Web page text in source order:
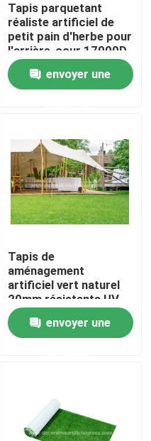
Tapis parquetant
réaliste artificiel de
petit pain d'herbe pour
l'arrière-cour 17000D
de jardin 2 * 25m/petit
pain
envoyer une
Tapis de
aménagement
artificiel vert naturel
20mm résistants UV
de gazon d'herbe
envoyer une